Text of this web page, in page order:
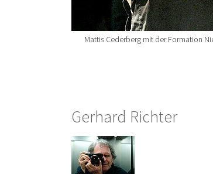
Mattis Cederberg mit der Formation
Gerhard Richter